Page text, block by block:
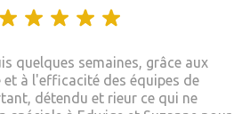
quelques semaines, grâce aux
et à l'efficacité des équipes de
détendu et rieur ce qui ne